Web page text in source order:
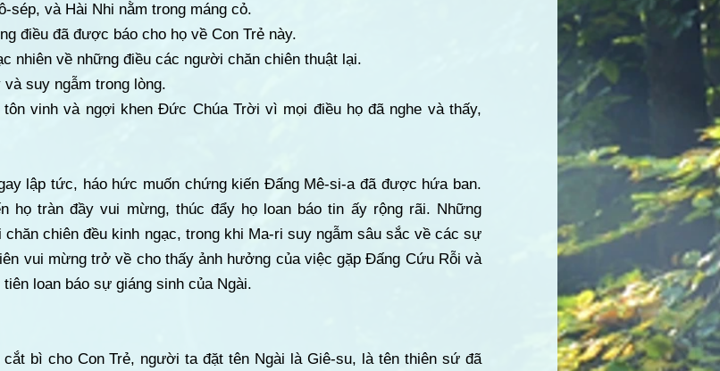
sép, và Hài Nhi nằm trong máng cỏ.
điều đã được báo cho họ về Con Trẻ này.
nhiên về những điều các người chăn chiên thuật lại.
suy ngẫm trong lòng.
vinh và ngợi khen Đức Chúa Trời vì mọi điều họ đã nghe và thấy,
lập tức, háo hức muốn chứng kiến Đấng Mê-si-a đã được hứa ban.
họ tràn đầy vui mừng, thúc đẩy họ loan báo tin ấy rộng rãi. Những
chiên đều kinh ngạc, trong khi Ma-ri suy ngẫm sâu sắc về các sự
vui mừng trở về cho thấy ảnh hưởng của việc gặp Đấng Cứu Rỗi và
loan báo sự giáng sinh của Ngài.
bì cho Con Trẻ, người ta đặt tên Ngài là Giê-su, là tên thiên sứ đã